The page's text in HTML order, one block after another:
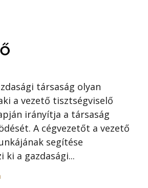
társaság olyan
a vezető tisztségviselő
irányítja a társaság
A cégvezetőt a vezető
segítése
ki a gazdasági...